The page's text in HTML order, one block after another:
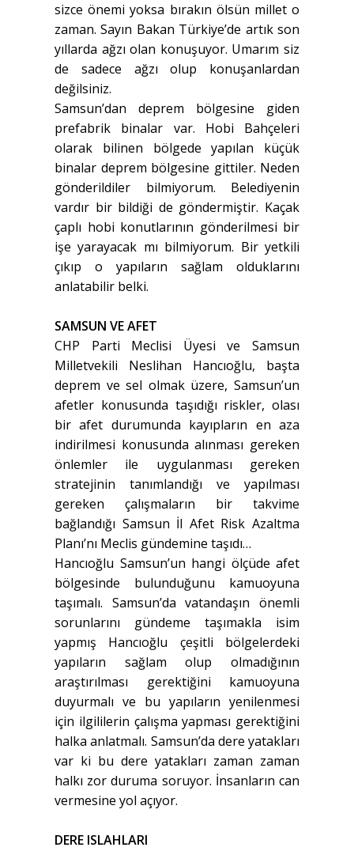
sizce önemi yoksa bırakın ölsün millet o
zaman. Sayın Bakan Türkiye’de artık son
yıllarda ağzı olan konuşuyor. Umarım siz
de sadece ağzı olup konuşanlardan
değilsiniz.
Samsun’dan deprem bölgesine giden
prefabrik binalar var. Hobi Bahçeleri
olarak bilinen bölgede yapılan küçük
binalar deprem bölgesine gittiler. Neden
gönderildiler bilmiyorum. Belediyenin
vardır bir bildiği de göndermiştir. Kaçak
çaplı hobi konutlarının gönderilmesi bir
işe yarayacak mı bilmiyorum. Bir yetkili
çıkıp o yapıların sağlam olduklarını
anlatabilir belki.
SAMSUN VE AFET
CHP Parti Meclisi Üyesi ve Samsun
Milletvekili Neslihan Hancıoğlu, başta
deprem ve sel olmak üzere, Samsun’un
afetler konusunda taşıdığı riskler, olası
bir afet durumunda kayıpların en aza
indirilmesi konusunda alınması gereken
önlemler ile uygulanması gereken
stratejinin tanımlandığı ve yapılması
gereken çalışmaların bir takvime
bağlandığı Samsun İl Afet Risk Azaltma
Planı’nı Meclis gündemine taşıdı…
Hancıoğlu Samsun’un hangi ölçüde afet
bölgesinde bulunduğunu kamuoyuna
taşımalı. Samsun’da vatandaşın önemli
sorunlarını gündeme taşımakla isim
yapmış Hancıoğlu çeşitli bölgelerdeki
yapıların sağlam olup olmadığının
araştırılması gerektiğini kamuoyuna
duyurmalı ve bu yapıların yenilenmesi
için ilgililerin çalışma yapması gerektiğini
halka anlatmalı. Samsun’da dere yatakları
var ki bu dere yatakları zaman zaman
halkı zor duruma soruyor. İnsanların can
vermesine yol açıyor.
DERE ISLAHLARI